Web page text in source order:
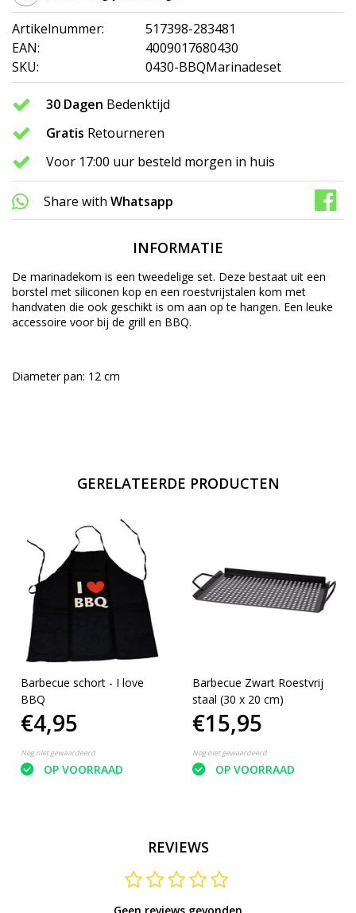
Artikelnummer:
517398-283481
EAN:
4009017680430
SKU:
0430-BBQMarinadeset
30 Dagen Bedenktijd
Gratis Retourneren
Voor 17:00 uur besteld morgen in huis
Share with Whatsapp
INFORMATIE
De marinadekom is een tweedelige set. Deze bestaat uit een
borstel met siliconen kop en een roestvrijstalen kom met
handvaten die ook geschikt is om aan op te hangen. Een leuke
accessoire voor bij de grill en BBQ.
Diameter pan: 12 cm
GERELATEERDE PRODUCTEN
Barbecue schort - I love
BBQ
€4,95
Nog niet gewaardeerd
OP VOORRAAD
Barbecue Zwart Roestvrij
staal (30 x 20 cm)
€15,95
Nog niet gewaardeerd
OP VOORRAAD
REVIEWS
Geen reviews gevonden